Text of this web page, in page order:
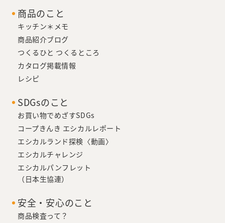
商品のこと
キッチン＊メモ
商品紹介ブログ
つくるひと つくるところ
カタログ掲載情報
レシピ
SDGsのこと
お買い物でめざすSDGs
コープきんき エシカルレポート
エシカルランド探検〈動画〉
エシカルチャレンジ
エシカルパンフレット
（日本生協連）
安全・安心のこと
商品検査って？